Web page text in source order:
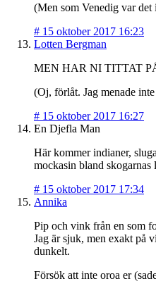
(Men som Venedig var det
# 15 oktober 2017 16:23
Lotten Bergman
MEN HAR NI TITTAT
(Oj, förlåt. Jag menade
# 15 oktober 2017 16:27
En Djefla Man
Här kommer indianer,
mockasin bland skogarnas
# 15 oktober 2017 17:34
Annika
Pip och vink från en som
Jag är sjuk, men exakt på
dunkelt.
Försök att inte oroa er